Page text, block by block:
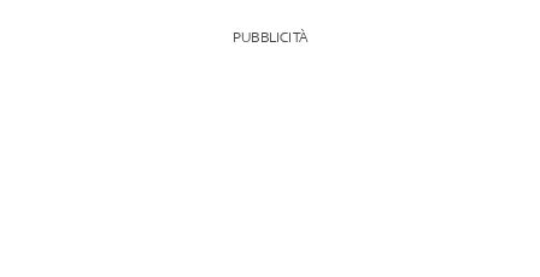
PUBBLICITÀ